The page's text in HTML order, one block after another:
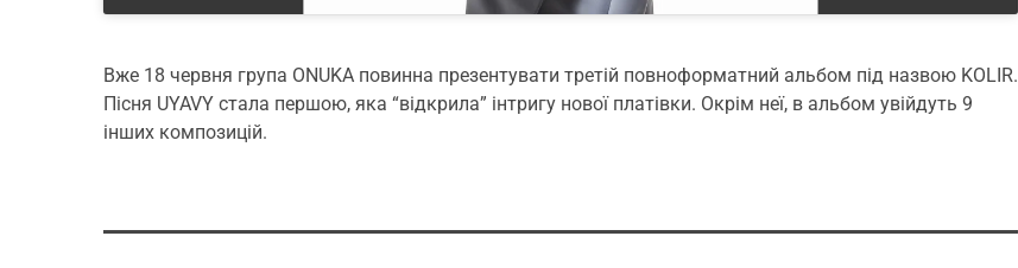
Вже 18 червня група ONUKA повинна презентувати третій повноформатний альбом під назвою KOLIR.
Пісня UYAVY стала першою, яка “відкрила” інтригу нової платівки. Окрім неї, в альбом увійдуть 9
інших композицій.